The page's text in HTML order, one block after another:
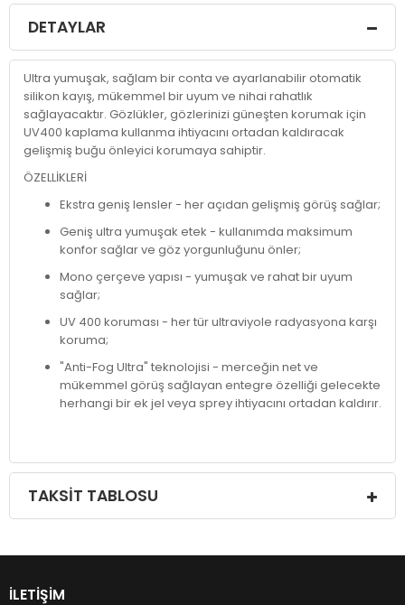
DETAYLAR
Ultra yumuşak, sağlam bir conta ve ayarlanabilir otomatik
silikon kayış, mükemmel bir uyum ve nihai rahatlık
sağlayacaktır. Gözlükler, gözlerinizi güneşten korumak için
UV400 kaplama kullanma ihtiyacını ortadan kaldıracak
gelişmiş buğu önleyici korumaya sahiptir.
ÖZELLİKLERİ
Ekstra geniş lensler - her açıdan gelişmiş görüş sağlar;
Geniş ultra yumuşak etek - kullanımda maksimum
konfor sağlar ve göz yorgunluğunu önler;
Mono çerçeve yapısı - yumuşak ve rahat bir uyum
sağlar;
UV 400 koruması - her tür ultraviyole radyasyona karşı
koruma;
"Anti-Fog Ultra" teknolojisi - merceğin net ve
mükemmel görüş sağlayan entegre özelliği gelecekte
herhangi bir ek jel veya sprey ihtiyacını ortadan kaldırır.
TAKSIT TABLOSU
İLETIŞIM